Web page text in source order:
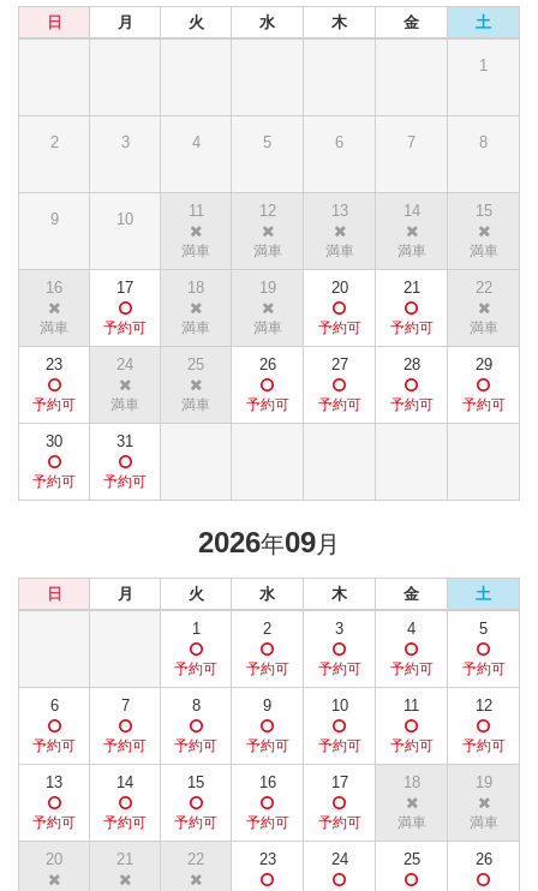
日 月 火 水 木 金 土
1
2 3 4 5 6 7 8
9 10 11 12 13 14 15
16 17 18 19 20 21 22
23 24 25 26 27 28 29
30 31
2026年09月
日 月 火 水 木 金
土
1
2 3 4 5
6 7 8 9 10 11 12
13 14 15 16 17 18 19
20 21 22 23 24 25 26